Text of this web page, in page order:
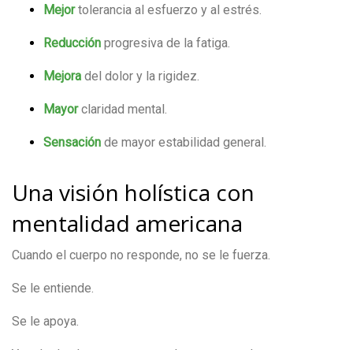
Mejortolerancia al esfuerzo y al estrés.
Reducción progresiva de la fatiga.
Mejora del dolor y la rigidez.
Mayorclaridad mental.
Sensación de mayor estabilidad general.
Una visión holística con
mentalidad americana
Cuando el cuerpo no responde, no se le fuerza.
Se le entiende.
Se le apoya.